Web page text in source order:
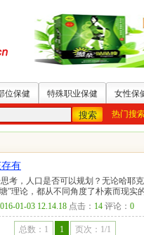
位保健 特殊职业保健 女性保
热门搜
有
考，人口是否可以规划？无论哈耶
”理论，都从不同角度了朴素而现
01-03 12.14.18 点击： 14 评论： 0
总数：1 1 页次：1/1